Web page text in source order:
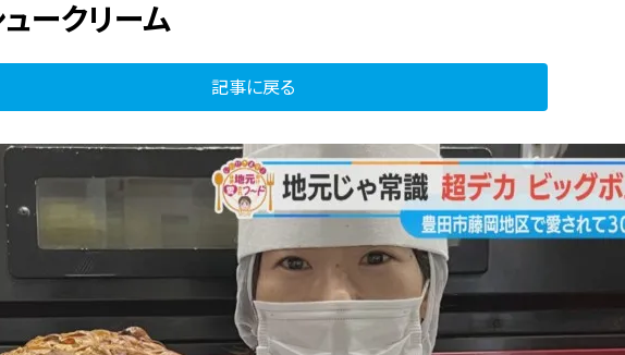
ークリーム
記事に戻る